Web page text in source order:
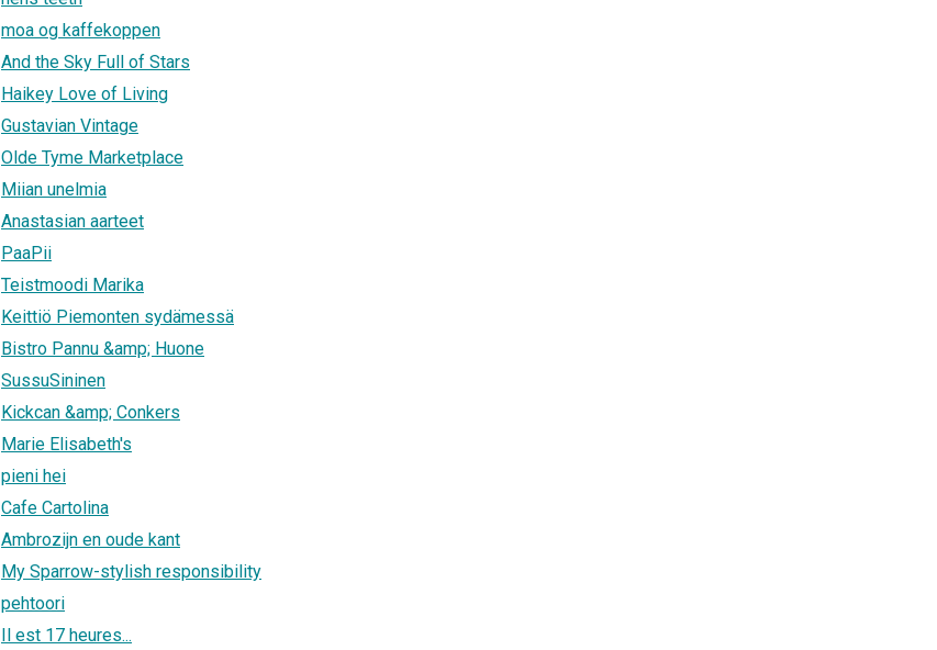
moa og kaffekoppen
And the Sky Full of Stars
Haikey Love of Living
Gustavian Vintage
Olde Tyme Marketplace
Miian unelmia
Anastasian aarteet
PaaPii
Teistmoodi Marika
Keittiö Piemonten sydämessä
Bistro Pannu &amp; Huone
SussuSininen
Kickcan &amp; Conkers
Marie Elisabeth's
pieni hei
Cafe Cartolina
Ambrozijn en oude kant
My Sparrow-stylish responsibility
pehtoori
Il est 17 heures...